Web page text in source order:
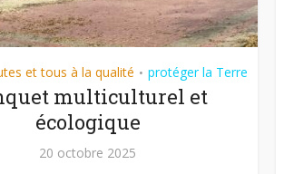
et tous à la qualité • protéger la Terre
multiculturel et
écologique
20 octobre 2025